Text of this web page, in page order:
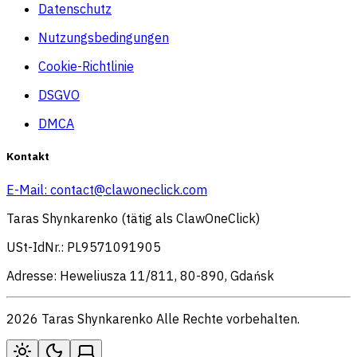
Datenschutz
Nutzungsbedingungen
Cookie-Richtlinie
DSGVO
DMCA
Kontakt
E-Mail: contact@clawoneclick.com
Taras Shynkarenko (tätig als ClawOneClick)
USt-IdNr.: PL9571091905
Adresse: Heweliusza 11/811, 80-890, Gdańsk
2026 Taras Shynkarenko Alle Rechte vorbehalten.